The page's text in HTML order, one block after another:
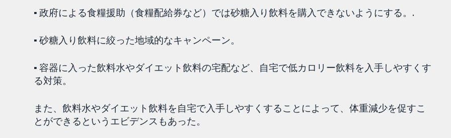
▪ 政府による食糧援助（食糧配給券など）では砂糖入り飲料を購入できないようにする。.
▪ 砂糖入り飲料に絞った地域的なキャンペーン。
▪ 容器に入った飲料水やダイエット飲料の宅配など、自宅で低カロリー飲料を入手しやすくす
る対策。
また、飲料水やダイエット飲料を自宅で入手しやすくすることによって、体重減少を促すこ
とができるというエビデンスもあった。